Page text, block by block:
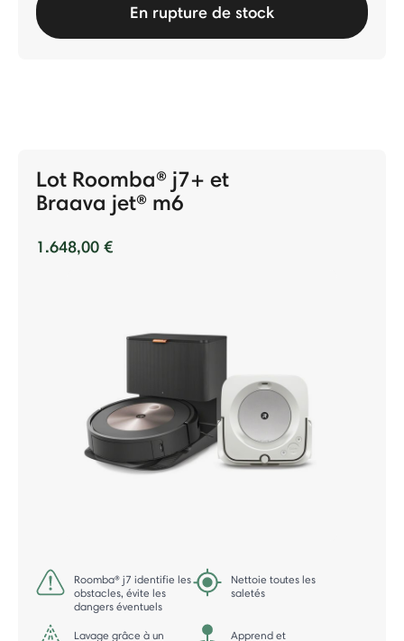
En rupture de stock
Lot Roomba® j7+ et
Braava jet® m6
1.648,00 €
Roomba® j7 identifie les
obstacles, évite les
dangers éventuels
Nettoie toutes les
saletés
Lavage grâce à un Apprend et